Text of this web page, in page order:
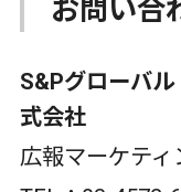
お問い合
S&Pグローバ
式会社
広報マーケテ